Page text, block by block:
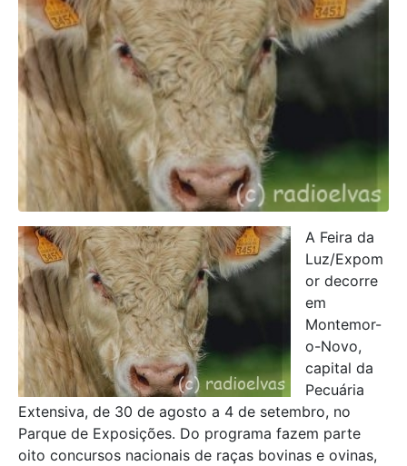
A Feira da
Luz/Expom
or decorre
em
Montemor-
o-Novo,
capital da
Pecuária
Extensiva, de 30 de agosto a 4 de setembro, no
Parque de Exposições. Do programa fazem parte
oito concursos nacionais de raças bovinas e ovinas,